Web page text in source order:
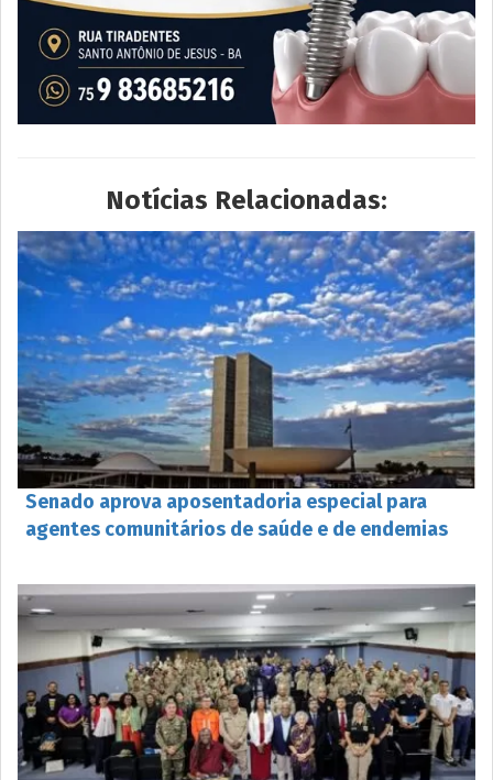
Notícias Relacionadas:
Senado aprova aposentadoria especial para
agentes comunitários de saúde e de endemias